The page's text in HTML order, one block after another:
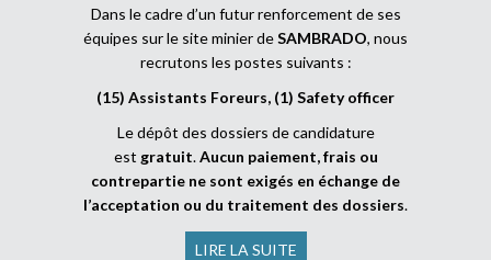
Dans le cadre d’un futur renforcement de ses
équipes sur le site minier deSAMBRADO, nous
recrutons les postes suivants :
(15) Assistants Foreurs, (1) Safety officer
Le dépôt des dossiers de candidature
est gratuit.Aucun paiement, frais ou
contrepartie ne sont exigés en échange de
l’acceptation ou du traitement des dossiers.
LIRE LA SUITE